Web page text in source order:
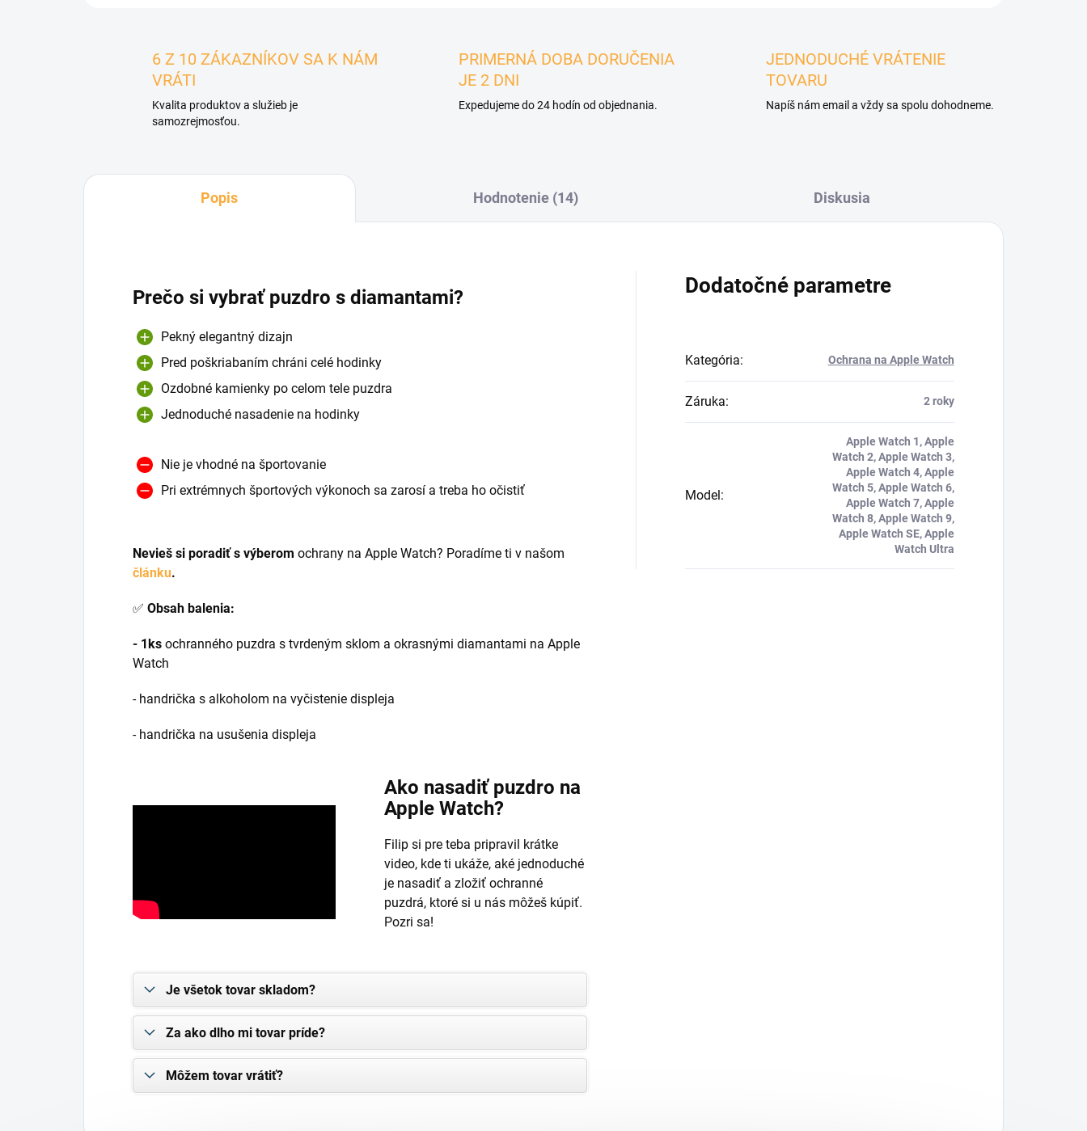
6 Z 10 ZÁKAZNÍKOV SA K NÁM
VRÁTI
Kvalita produktov a služieb je
samozrejmosťou.
PRIMERNÁ DOBA DORUČENIA
JE 2 DNI
Expedujeme do 24 hodín od objednania.
JEDNODUCHÉ VRÁTENIE
TOVARU
Napíš nám email a vždy sa spolu dohodneme.
Popis Hodnotenie (14) Diskusia
Prečo si vybrať puzdro s diamantami?
Pekný elegantný dizajn
Pred poškriabaním chráni celé hodinky
Ozdobné kamienky po celom tele puzdra
Jednoduché nasadenie na hodinky
Nie je vhodné na športovanie
Pri extrémnych športových výkonoch sa zarosí a treba ho očistiť
Nevieš si poradiť s výberom ochrany na Apple Watch? Poradíme ti v našom
článku.
✅ Obsah balenia:
- 1ks ochranného puzdra s tvrdeným sklom a okrasnými diamantami na Apple
Watch
- handrička s alkoholom na vyčistenie displeja
- handrička na usušenia displeja
Ako nasadiť puzdro na
Apple Watch?
Filip si pre teba pripravil krátke
video, kde ti ukáže, aké jednoduché
je nasadiť a zložiť ochranné
puzdrá, ktoré si u nás môžeš kúpiť.
Pozri sa!
Je všetok tovar skladom?
Za ako dlho mi tovar príde?
Môžem tovar vrátiť?
Dodatočné parametre
Kategória: Ochrana na Apple Watch
Záruka: 2 roky
Model:
Apple Watch 1, Apple
Watch 2, Apple Watch 3,
Apple Watch 4, Apple
Watch 5, Apple Watch 6,
Apple Watch 7, Apple
Watch 8, Apple Watch 9,
Apple Watch SE, Apple
Watch Ultra